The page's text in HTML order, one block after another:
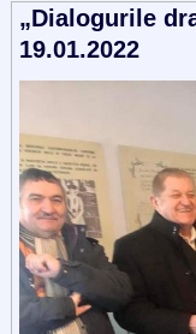
„Dialogurile
19.01.2022